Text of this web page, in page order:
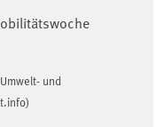
und